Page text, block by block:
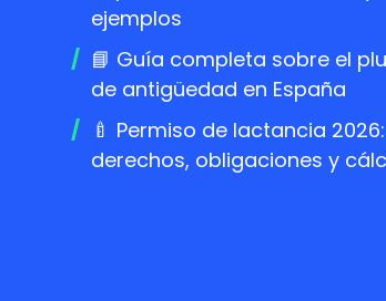
ejemplos
📘 Guía completa sobre el
de antigüedad en España
🍼 Permiso de lactancia 2026:
derechos, obligaciones y